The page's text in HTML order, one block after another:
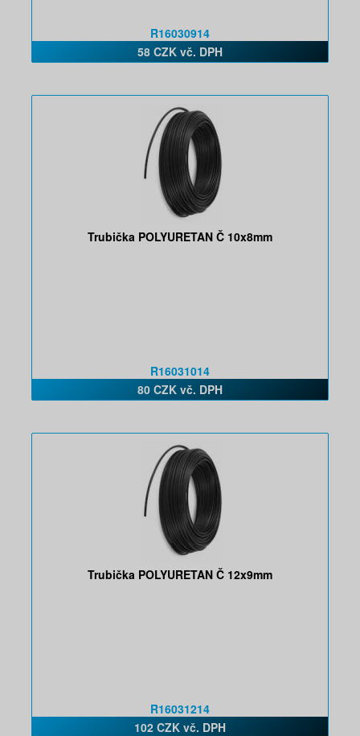
R16030914
58 CZK vč. DPH
Trubička POLYURETAN Č 10x8mm
R16031014
80 CZK vč. DPH
Trubička POLYURETAN Č 12x9mm
R16031214
102 CZK vč. DPH